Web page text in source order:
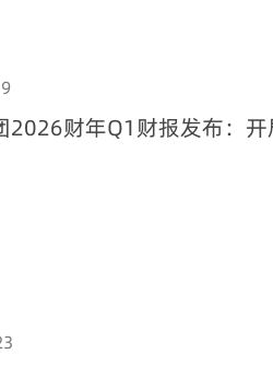
2026财年Q1财报发布：